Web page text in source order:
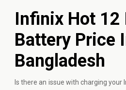
Infinix Hot 12
Battery Price
Bangladesh
Is there an issue with charging your